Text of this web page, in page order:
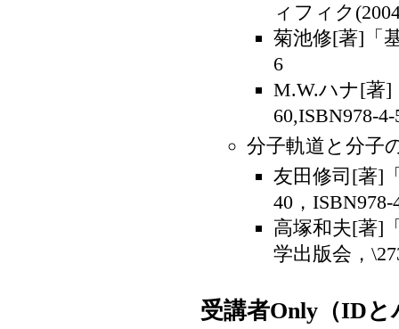
ィフィク
菊池修[著]「
6
M.W.ハナ[著]
60,ISBN978-
分子軌道と分子
友田修司[著]
40，ISBN978-
高塚和夫[著]
学出版会，
受講者Only（ID